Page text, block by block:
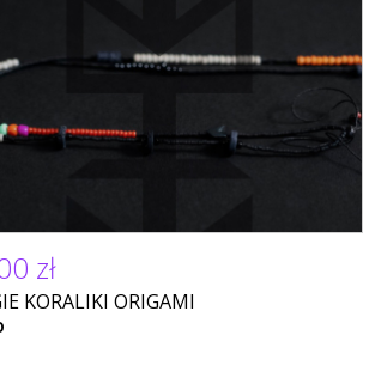
zł
KORALIKI ORIGAMI